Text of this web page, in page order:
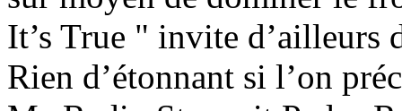
It’s True " invite d’ailleurs
Rien d’étonnant si l’on